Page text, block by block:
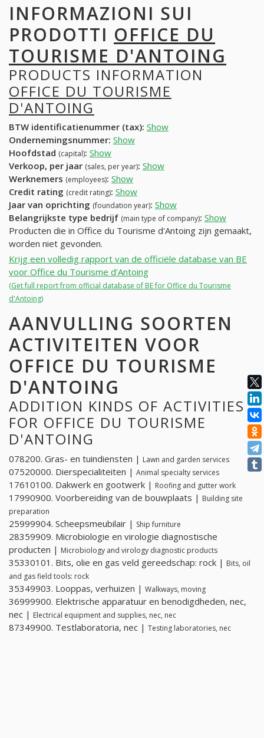
INFORMAZIONI SUI
PRODOTTI OFFICE DU
TOURISME D'ANTOING
PRODUCTS INFORMATION
OFFICE DU TOURISME
D'ANTOING
BTW identificatienummer (tax): Show
Ondernemingsnummer: Show
Hoofdstad (capital): Show
Verkoop, per jaar (sales, per year): Show
Werknemers (employees): Show
Credit rating (credit rating): Show
Jaar van oprichting (foundation year): Show
Belangrijkste type bedrijf (main type of company): Show
Producten die in Office du Tourisme d'Antoing zijn gemaakt,
worden niet gevonden.
Krijg een volledig rapport van de officiële database van BE
voor Office du Tourisme d'Antoing
(Get full report from official database of BE for Office du Tourisme
d'Antoing)
AANVULLING SOORTEN
ACTIVITEITEN VOOR
OFFICE DU TOURISME
D'ANTOING
ADDITION KINDS OF ACTIVITIES
FOR OFFICE DU TOURISME
D'ANTOING
078200. Gras- en tuindiensten | Lawn and garden services
07520000. Dierspecialiteiten | Animal specialty services
17610100. Dakwerk en gootwerk | Roofing and gutter work
17990900. Voorbereiding van de bouwplaats | Building site
preparation
25999904. Scheepsmeubilair | Ship furniture
28359909. Microbiologie en virologie diagnostische
producten | Microbiology and virology diagnostic products
35330101. Bits, olie en gas veld gereedschap: rock | Bits, oil
and gas field tools: rock
35349903. Looppas, verhuizen | Walkways, moving
36999900. Elektrische apparatuur en benodigdheden, nec,
nec | Electrical equipment and supplies, nec, nec
87349900. Testlaboratoria, nec | Testing laboratories, nec